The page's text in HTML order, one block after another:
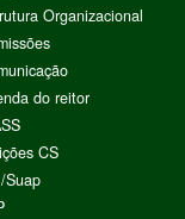
Organizacional
do reitor
CS
Suap